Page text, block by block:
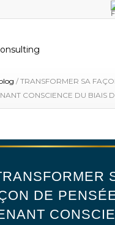
/TRANSFORMER SA
CONSCIENCE DU BIAIS
DE